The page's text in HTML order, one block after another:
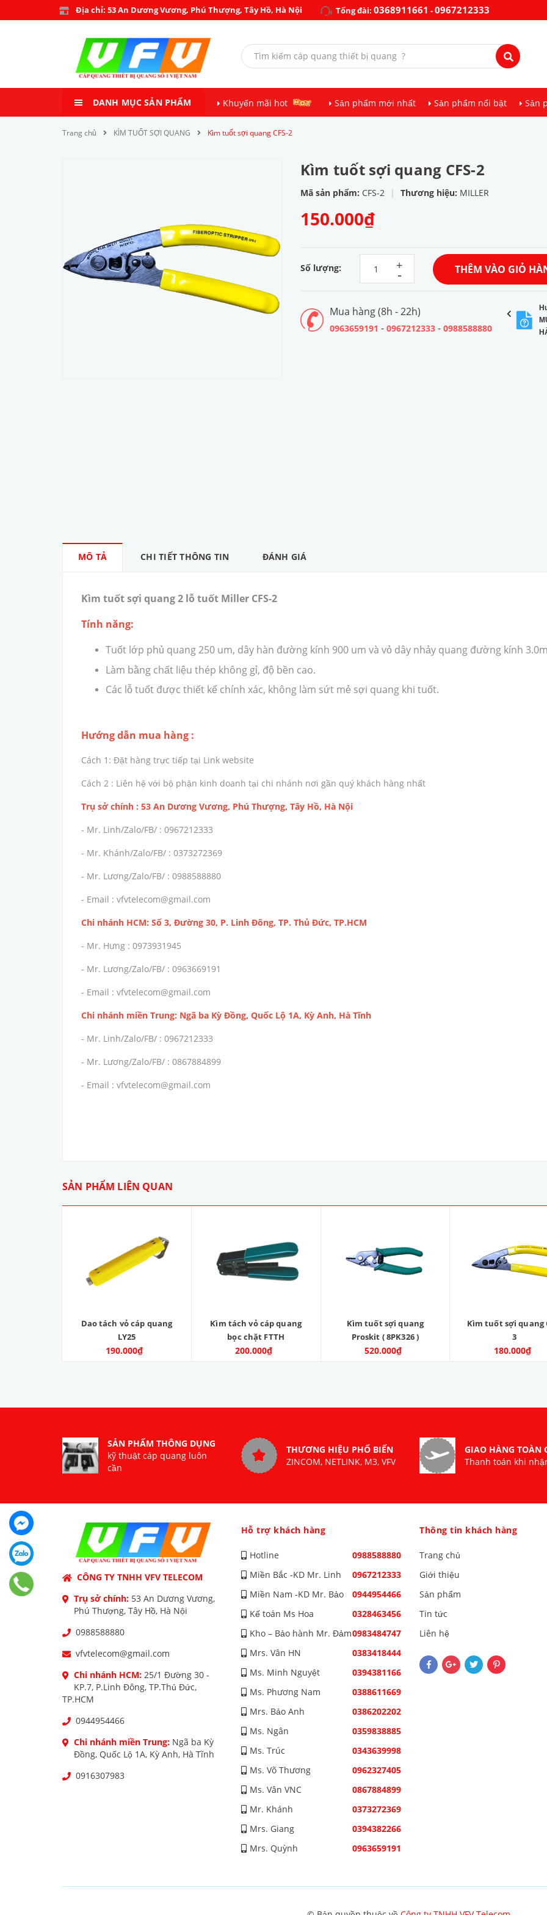
Địa chỉ: 53 An Dương Vương, Phú Thượng, Tây Hồ, Hà Nội Tổng đài: 0368911661 -0967212333
DANH MỤC SẢN PHẨM Khuyến mãi hot Sản phẩm mới nhất Sản phẩm nổi bật Sản
Trang chủ KÌM TUỐT SỢI QUANG Kìm tuốt sợi quang CFS-2
Kìm tuốt sợi quang CFS-2
Mã sản phẩm: CFS-2 | Thương hiệu: MILLER
150.000₫
Số lượng: -
+ THÊM VÀO GIỎ
Mua hàng (8h - 22h)
0963659191 - 0967212333 - 0988588880
MÔ TẢ CHI TIẾT THÔNG TIN ĐÁNH GIÁ
Kìm tuốt sợi quang 2 lỗ tuốt Miller CFS-2
Tính năng:
Tuốt lớp phủ quang 250 um, dây hàn đường kính 900 um và vỏ dây nhảy quang đường kính
Làm bằng chất liệu thép không gỉ, độ bền cao.
Các lỗ tuốt được thiết kế chính xác, không làm sứt mẻ sợi quang khi tuốt.
Hướng dẫn mua hàng :
Cách 1: Đặt hàng trực tiếp tại Link website
Cách 2 : Liên hệ với bộ phận kinh doanh tại chi nhánh nơi gần quý khách hàng nhất
Trụ sở chính : 53 An Dương Vương, Phú Thượng, Tây Hồ, Hà Nội
- Mr. Linh/Zalo/FB/ : 0967212333
- Mr. Khánh/Zalo/FB/ : 0373272369
- Mr. Lương/Zalo/FB/ : 0988588880
- Email : vfvtelecom@gmail.com
Chi nhánh HCM: Số 3, Đường 30, P. Linh Đông, TP. Thủ Đức, TP.HCM
- Mr. Hưng : 0973931945
- Mr. Lương/Zalo/FB/ : 0963669191
- Email : vfvtelecom@gmail.com
Chi nhánh miền Trung: Ngã ba Kỳ Đồng, Quốc Lộ 1A, Kỳ Anh, Hà Tĩnh
- Mr. Linh/Zalo/FB/ : 0967212333
- Mr. Lương/Zalo/FB/ : 0867884899
- Email : vfvtelecom@gmail.com
SẢN PHẨM LIÊN QUAN
Dao tách vỏ cáp quang
LY25
190.000₫
Kìm tách vỏ cáp quang
bọc chặt FTTH
200.000₫
Kìm tuốt sợi quang
Proskit ( 8PK326 )
520.000₫
Kìm tuốt sợi quang
3
180.000₫
SẢN PHẨM THÔNG DỤNG
kỹ thuật cáp quang luôn
cần
THƯƠNG HIỆU PHỔ BIẾN
ZINCOM, NETLINK, M3, VFV
GIAO HÀNG TOÀN
Thanh toán khi
CÔNG TY TNHH VFV TELECOM
Trụ sở chính: 53 An Dương Vương,
Phú Thượng, Tây Hồ, Hà Nội
0988588880
vfvtelecom@gmail.com
Chi nhánh HCM: 25/1 Đường 30 -
KP.7, P.Linh Đông, TP.Thủ Đức,
TP.HCM
0944954466
Chi nhánh miền Trung: Ngã ba Kỳ
Đồng, Quốc Lộ 1A, Kỳ Anh, Hà Tĩnh
0916307983
Hỗ trợ khách hàng
Hotline
0988588880
Miền Bắc -KD Mr. Linh
0967212333
Miền Nam -KD Mr. Bảo
0944954466
Kế toán Ms Hoa
0328463456
Kho – Bảo hành Mr. Đảm0983484747
Mrs. Vân HN
0383418444
Ms. Minh Nguyệt
0394381166
Ms. Phương Nam
0388611669
Mrs. Bảo Anh
0386202202
Ms. Ngân
0359838885
Ms. Trúc
0343639998
Ms. Võ Thương
0962327405
Ms. Vân VNC
0867884899
Mr. Khánh
0373272369
Mrs. Giang
0394382266
Mrs. Quỳnh
0963659191
Thông tin khách hàng
Trang chủ
Giới thiệu
Sản phẩm
Tin tức
Liên hệ